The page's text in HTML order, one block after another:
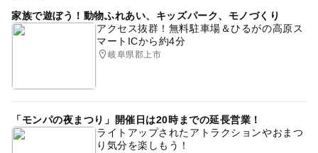
家族で遊ぼう！動物ふれあい、キッズパーク、モノづくり
アクセス抜群！無料駐車場＆ひるがの高原ス
マートICから約4分
岐阜県郡上市
「モンパの夜まつり」開催日は20時までの延長営業！
ライトアップされたアトラクションやおまつ
り気分を楽しもう！